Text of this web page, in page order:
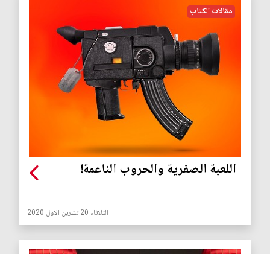
مقالات الكتاب
اللعبة الصفرية والحروب الناعمة!
الثلاثاء 20 تشرين الاول 2020